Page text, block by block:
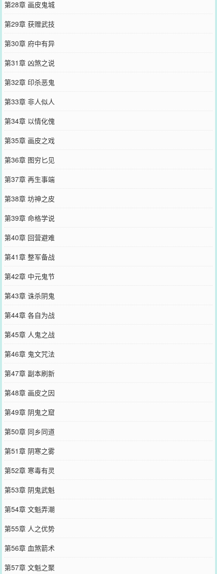
第28章 画皮鬼城
第29章 获赠武技
第30章 府中有异
第31章 凶煞之说
第32章 印杀恶鬼
第33章 非人似人
第34章 以情化傀
第35章 画皮之戏
第36章 图穷匕见
第37章 再生事端
第38章 坊神之皮
第39章 命格学说
第40章 回营避难
第41章 整军备战
第42章 中元鬼节
第43章 诛杀阴鬼
第44章 各自为战
第45章 人鬼之战
第46章 鬼文咒法
第47章 副本刷新
第48章 画皮之因
第49章 阴鬼之窟
第50章 同乡同道
第51章 阴寒之雾
第52章 寒毒有灵
第53章 阴鬼武魁
第54章 文魁弄潮
第55章 人之优势
第56章 血煞箭术
第57章 文魁之聚